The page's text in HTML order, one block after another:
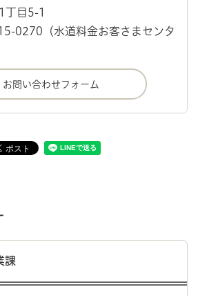
丁目5-1
0270（水道料金お客さまセンタ
課